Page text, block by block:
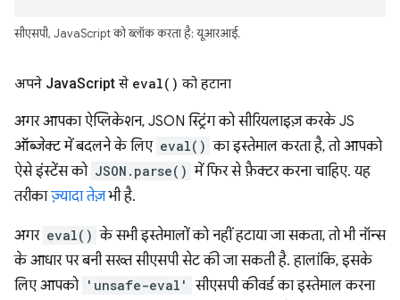
सीएसपी, JavaScript को ब्लॉक करता है: यूआरआई.
अपने JavaScript से eval( ) को हटाना
अगर आपका ऐप्लिकेशन, JSON स्ट्रिंग को सीरियलाइज़ करके JS
ऑब्जेक्ट में बदलने के लिए eval() का इस्तेमाल करता है, तो आपको
ऐसे इंस्टेंस को JSON.parse() में फिर से फ़ैक्टर करना चाहिए. यह
तरीकाज़्यादा तेज़भी है.
अगर eval() के सभी इस्तेमालों को नहीं हटाया जा सकता, तो भी नॉन्स
के आधार पर बनी सख्त सीएसपी सेट की जा सकती है. हालांकि, इसके
लिए आपको 'unsafe-eval' सीएसपी कीवर्ड का इस्तेमाल करना